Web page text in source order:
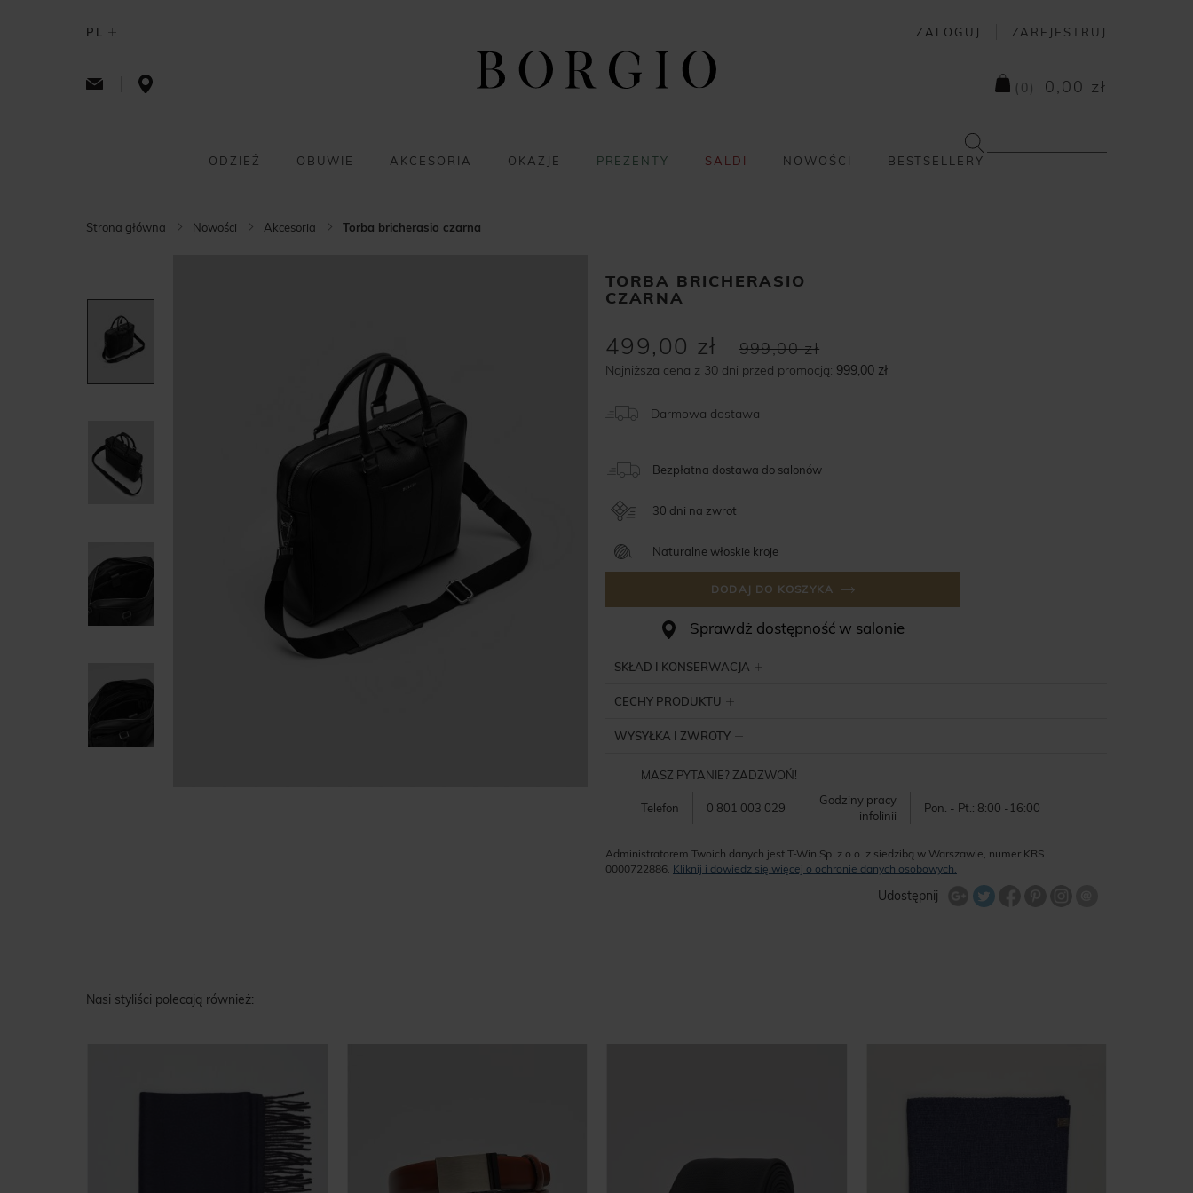
PL ZALOGUJ ZAREJESTRUJ
( 0 ) 0,00 zł
ODZIEŻ OBUWIE AKCESORIA OKAZJE PREZENTY SALDI NOWOŚCI BESTSELLERY
Strona główna Nowości Akcesoria Torba bricherasio czarna
TORBA BRICHERASIO
CZARNA
999,00 zł
499,00 zł
Najniższa cena z 30 dni przed promocją: 999,00 zł
Darmowa dostawa
Bezpłatna dostawa do salonów
30 dni na zwrot
Naturalne włoskie kroje
DODAJ DO KOSZYKA
Sprawdż dostępność w salonie
SKŁAD I KONSERWACJA
CECHY PRODUKTU
WYSYŁKA I ZWROTY
MASZ PYTANIE? ZADZWOŃ!
Telefon 0 801 003 029
Godziny pracy
infolinii
Pon. - Pt.: 8:00 -16:00
Administratorem Twoich danych jest T-Win Sp. z o.o. z siedzibą w Warszawie, numer KRS
0000722886. Kliknij i dowiedz się więcej o ochronie danych osobowych.
Udostępnij
Udostępnij na Twitterze
Nasi styliści polecają również: